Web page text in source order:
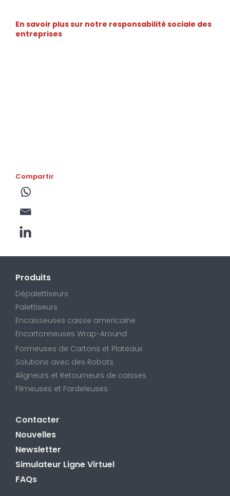
En savoir plus sur notre responsabilité sociale des
entreprises
Compartir
Produits
Dépalettiseurs
Palettiseurs
Encaisseuses caisse americaine
Encartonneuses Wrap-Around
Formeuses de Cartons et Plateaux
Solutions avec des Robots
Aligneurs et Retourneurs de caisses
Filmeuses et Fardeleuses
Contacter
Nouvelles
Newsletter
Simulateur Ligne Virtuel
FAQs